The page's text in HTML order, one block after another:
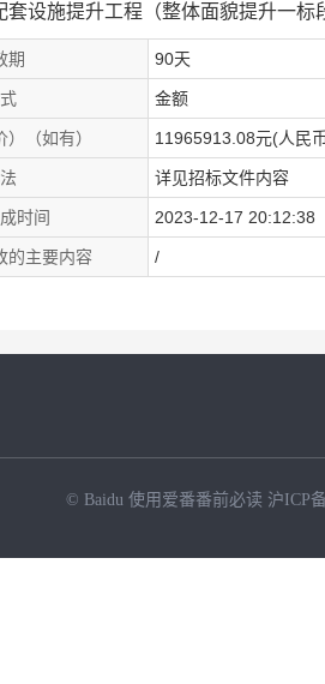
套设施提升工程（整体面貌提升一标
期 90天
金额
（如有） 11965913.08元(人民
详见招标文件内容
时间 2023-12-17 20:12:38
的主要内容 /
© Baidu 使用爱番番前必读 沪ICP